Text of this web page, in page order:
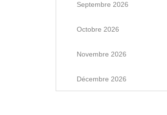
Septembre 2026
Octobre 2026
Novembre 2026
Décembre 2026